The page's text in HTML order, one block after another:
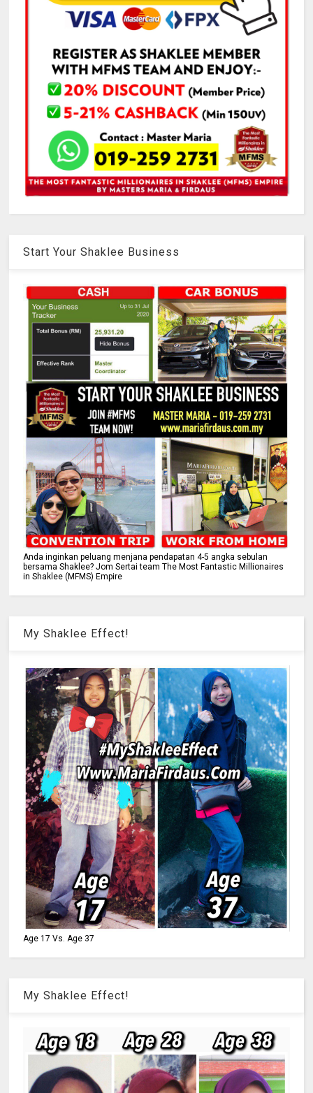
Start Your Shaklee Business
Anda inginkan peluang menjana pendapatan 4-5 angka sebulan
bersama Shaklee? Jom Sertai team The Most Fantastic Millionaires
in Shaklee (MFMS) Empire
My Shaklee Effect!
Age 17 Vs. Age 37
My Shaklee Effect!